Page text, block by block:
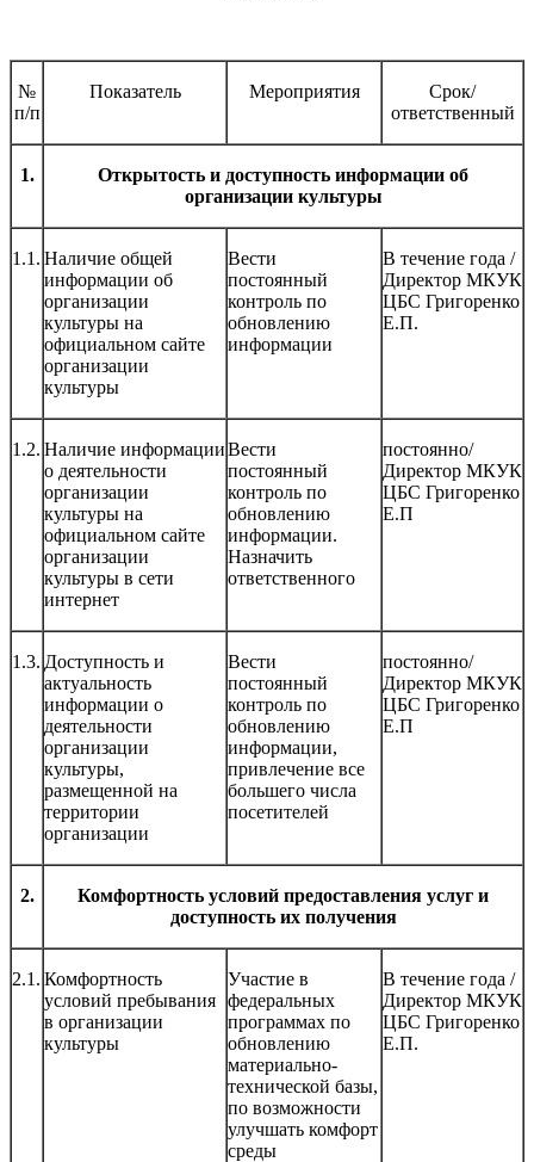
№
п/п
Показатель Мероприятия
Срок/
ответственный
1.
Открытость и доступность информации об
организации культуры
1.1. Наличие общей
информации об
организации
культуры на
официальном сайте
организации
культуры
Вести
постоянный
контроль по
обновлению
информации
В течение года /
Директор МКУК
ЦБС Григоренко
Е.П.
1.2. Наличие информации
о деятельности
организации
культуры на
официальном сайте
организации
культуры в сети
интернет
Вести
постоянный
контроль по
обновлению
информации.
Назначить
ответственного
постоянно/
Директор МКУК
ЦБС Григоренко
Е.П
1.3. Доступность и
актуальность
информации о
деятельности
организации
культуры,
размещенной на
территории
организации
Вести
постоянный
контроль по
обновлению
информации,
привлечение все
большего числа
посетителей
постоянно/
Директор МКУК
ЦБС Григоренко
Е.П
2.
Комфортность условий предоставления услуг и
доступность их получения
2.1. Комфортность
условий пребывания
в организации
культуры
Участие в
федеральных
программах по
обновлению
материально-
технической базы,
по возможности
улучшать комфорт
среды
В течение года /
Директор МКУК
ЦБС Григоренко
Е.П.